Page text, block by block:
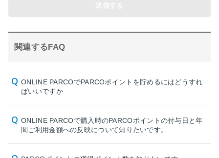
関連するFAQ
ONLINE PARCOでPARCOポイントを貯めるにはどうすれ
ばいいですか
ONLINE PARCOで購入時のPARCOポイントの付与日と年
間ご利用金額への反映について知りたいです。